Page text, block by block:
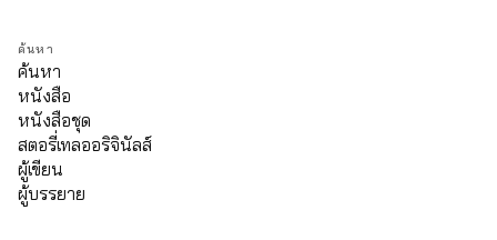
ค้นหา
ค้นหา
หนังสือ
หนังสือชุด
สตอรี่เทลออริจินัลส์
ผู้เขียน
ผู้บรรยาย